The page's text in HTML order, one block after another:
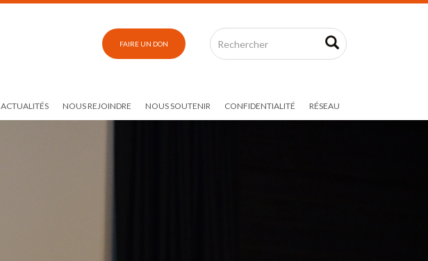
FAIRE UN DON
ACTUALITÉS NOUS REJOINDRE NOUS SOUTENIR CONFIDENTIALITÉ RÉSEAU